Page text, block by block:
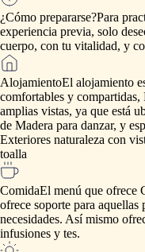
¿Cómo prepararse?Para
experiencia previa, solo
cuerpo, con tu vitalidad, y
AlojamientoEl alojamiento
comfortables y compartidas,
amplias vistas, ya que está
de Madera para danzar, y
Exteriores naturaleza con
toalla
ComidaEl menú que ofrece
ofrece soporte para aquellas
necesidades. Así mismo
infusiones y tes.